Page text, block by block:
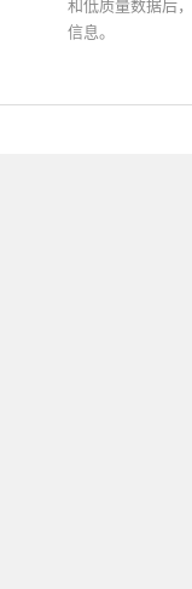
和低质量数据后
信息。